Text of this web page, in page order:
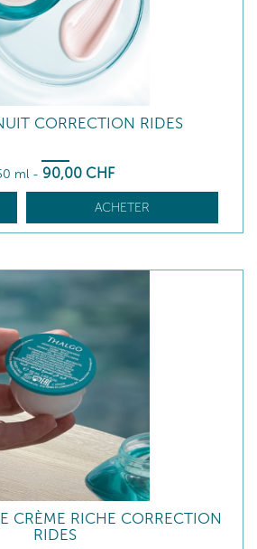
CORRECTION RIDES
ml - 90,00 CHF
ACHETER
CRÈME RICHE CORRECTION
RIDES